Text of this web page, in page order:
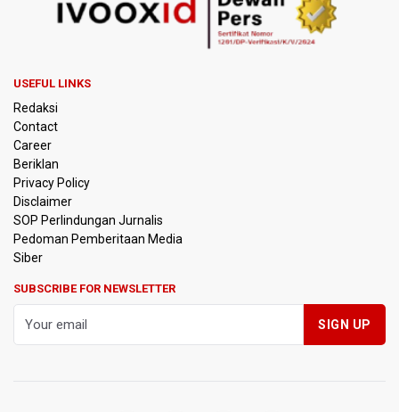
Pemerintah Matangkan Rencana Pembaruan Buku Ajar
Pendakian Gunung Gede Pangrango Ditutup karena
Indonesia
Perumnas Bangun Hunian Bersubsidi dengan Konsep
TOD di Kemayoran
Bank Indonesia Sebut Cadangan Devisa Akhir Juli
Tunggu 8 Jam karena HCU RSCM Terbatas
USEFUL LINKS
Redaksi
Contact
Career
Beriklan
Privacy Policy
Disclaimer
SOP Perlindungan Jurnalis
Pedoman Pemberitaan Media
Siber
SUBSCRIBE FOR NEWSLETTER